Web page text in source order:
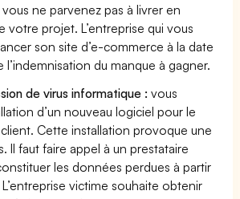
ne parvenez pas à livrer en
votre projet. L’entreprise qui vous
son site d’e-commerce à la date
du manque à gagner.
de virus informatique : vous
d’un nouveau logiciel pour le
Cette installation provoque une
Il faut faire appel à un prestataire
les données perdues à partir
L’entreprise victime souhaite obtenir